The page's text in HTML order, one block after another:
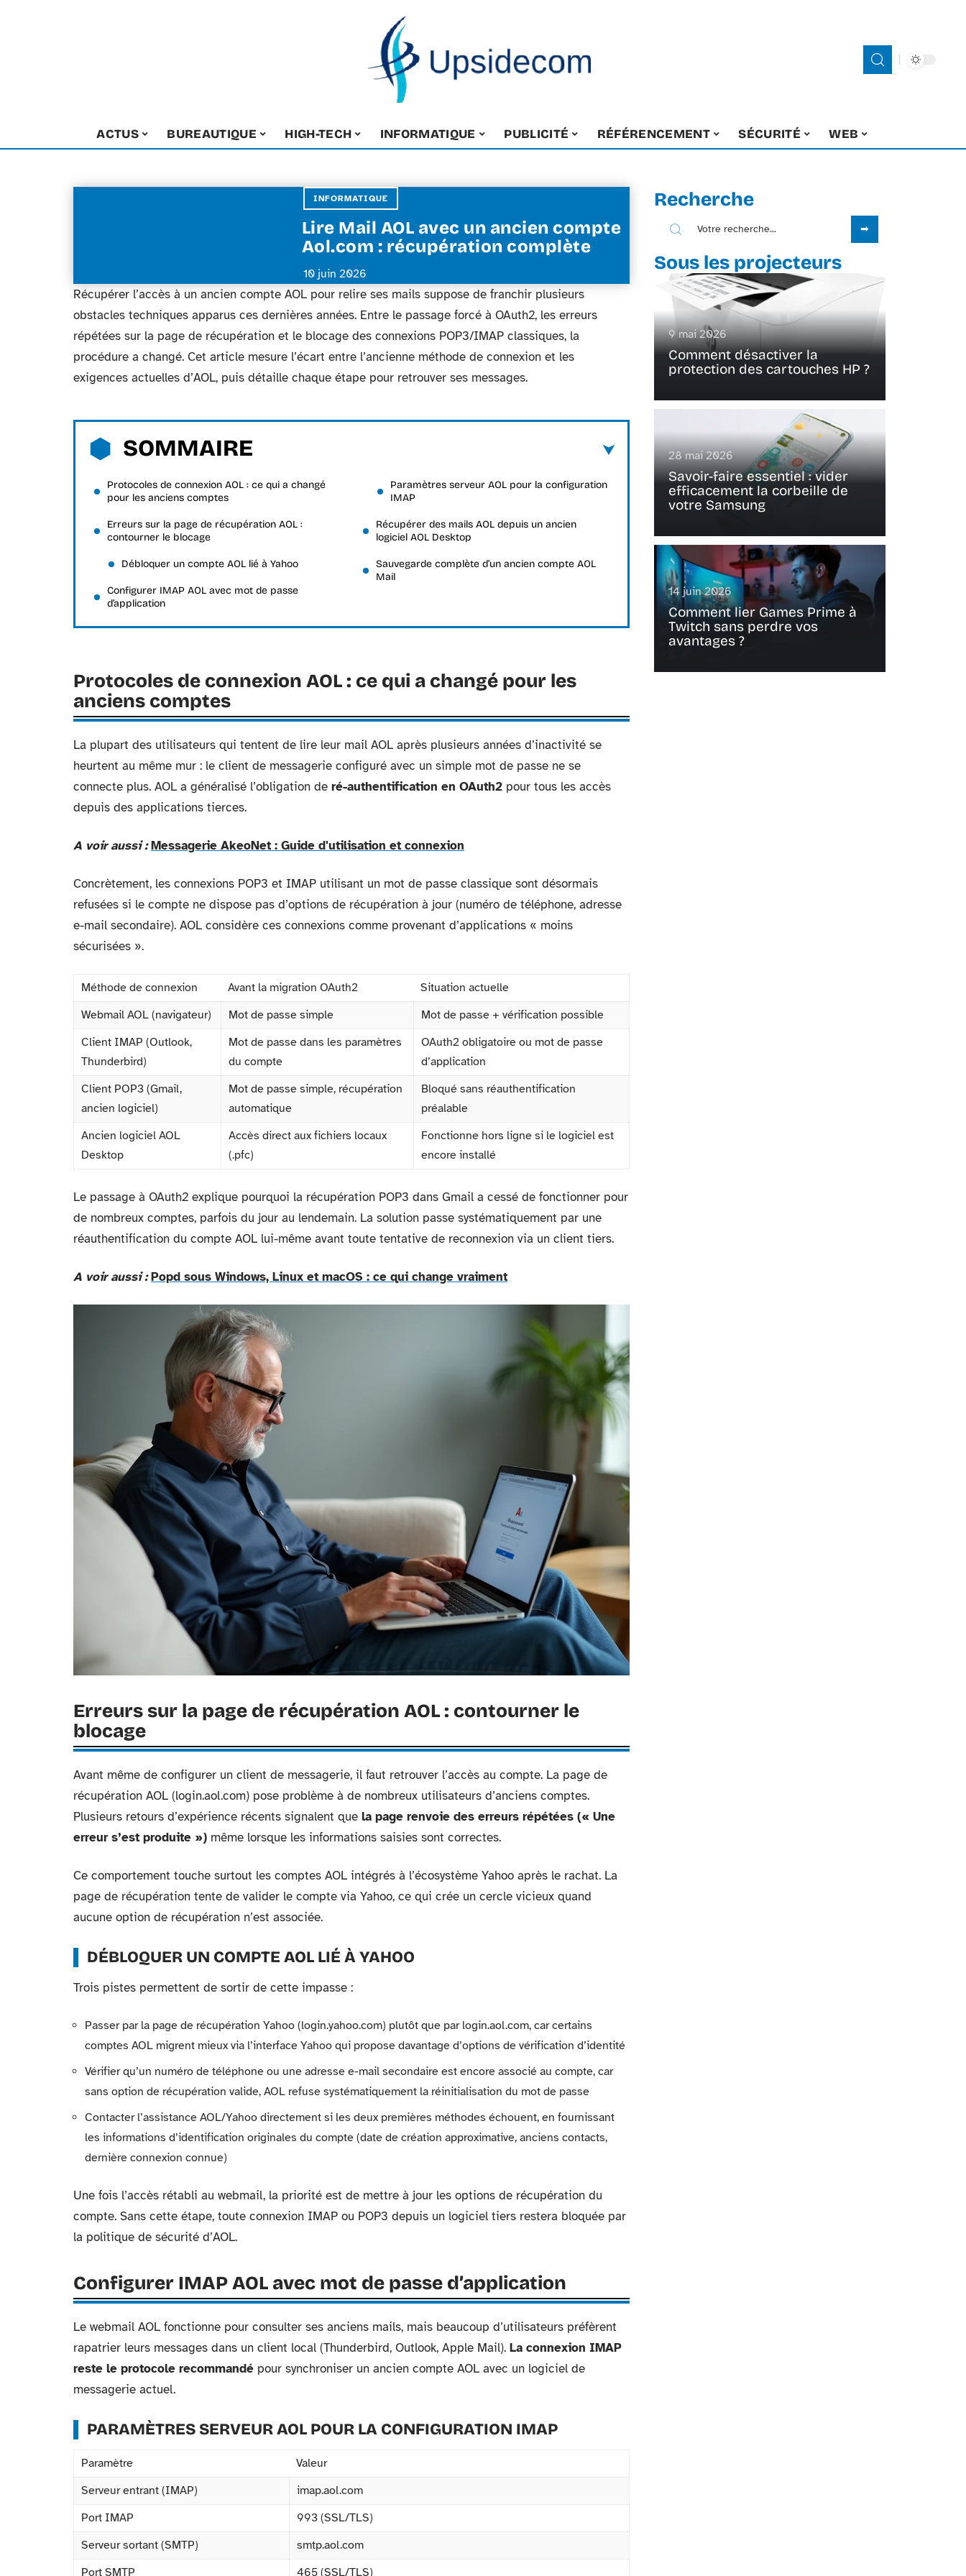
ACTUS BUREAUTIQUE HIGH-TECH INFORMATIQUE PUBLICITÉ RÉFÉRENCEMENT SÉCURITÉ WEB
INFORMATIQUE
Lire Mail AOL avec un ancien compte
Aol.com : récupération complète
10 juin 2026
Récupérer l’accès à un ancien compte AOL pour relire ses mails suppose de franchir plusieurs
obstacles techniques apparus ces dernières années. Entre le passage forcé à OAuth2, les erreurs
répétées sur la page de récupération et le blocage des connexions POP3/IMAP classiques, la
procédure a changé. Cet article mesure l’écart entre l’ancienne méthode de connexion et les
exigences actuelles d’AOL, puis détaille chaque étape pour retrouver ses messages.
SOMMAIRE
Protocoles de connexion AOL : ce qui a changé
pour les anciens comptes
Erreurs sur la page de récupération AOL :
contourner le blocage
Débloquer un compte AOL lié à Yahoo
Configurer IMAP AOL avec mot de passe
d’application
Paramètres serveur AOL pour la configuration
IMAP
Récupérer des mails AOL depuis un ancien
logiciel AOL Desktop
Sauvegarde complète d’un ancien compte AOL
Mail
Protocoles de connexion AOL : ce qui a changé pour les
anciens comptes
La plupart des utilisateurs qui tentent de lire leur mail AOL après plusieurs années d’inactivité se
heurtent au même mur : le client de messagerie configuré avec un simple mot de passe ne se
connecte plus. AOL a généralisé l’obligation de ré-authentification en OAuth2 pour tous les accès
depuis des applications tierces.
A voir aussi : Messagerie AkeoNet : Guide d'utilisation et connexion
Concrètement, les connexions POP3 et IMAP utilisant un mot de passe classique sont désormais
refusées si le compte ne dispose pas d’options de récupération à jour (numéro de téléphone, adresse
e-mail secondaire). AOL considère ces connexions comme provenant d’applications « moins
sécurisées ».
Méthode de connexion Avant la migration OAuth2
Situation actuelle
Webmail AOL (navigateur)
Mot de passe simple
Mot de passe + vérification possible
Client IMAP (Outlook,
Thunderbird)
Mot de passe dans les paramètres
du compte
OAuth2 obligatoire ou mot de passe
d’application
Client POP3 (Gmail,
ancien logiciel)
Mot de passe simple, récupération
automatique
Bloqué sans réauthentification
préalable
Ancien logiciel AOL
Desktop
Accès direct aux fichiers locaux
(.pfc)
Fonctionne hors ligne si le logiciel est
encore installé
Le passage à OAuth2 explique pourquoi la récupération POP3 dans Gmail a cessé de fonctionner pour
de nombreux comptes, parfois du jour au lendemain. La solution passe systématiquement par une
réauthentification du compte AOL lui-même avant toute tentative de reconnexion via un client tiers.
A voir aussi : Popd sous Windows, Linux et macOS : ce qui change vraiment
Erreurs sur la page de récupération AOL : contourner le
blocage
Avant même de configurer un client de messagerie, il faut retrouver l’accès au compte. La page de
récupération AOL (login.aol.com) pose problème à de nombreux utilisateurs d’anciens comptes.
Plusieurs retours d’expérience récents signalent que la page renvoie des erreurs répétées (« Une
erreur s’est produite ») même lorsque les informations saisies sont correctes.
Ce comportement touche surtout les comptes AOL intégrés à l’écosystème Yahoo après le rachat. La
page de récupération tente de valider le compte via Yahoo, ce qui crée un cercle vicieux quand
aucune option de récupération n’est associée.
DÉBLOQUER UN COMPTE AOL LIÉ À YAHOO
Trois pistes permettent de sortir de cette impasse :
Passer par la page de récupération Yahoo (login.yahoo.com) plutôt que par login.aol.com, car certains
comptes AOL migrent mieux via l’interface Yahoo qui propose davantage d’options de vérification d’identité
Vérifier qu’un numéro de téléphone ou une adresse e-mail secondaire est encore associé au compte, car
sans option de récupération valide, AOL refuse systématiquement la réinitialisation du mot de passe
Contacter l’assistance AOL/Yahoo directement si les deux premières méthodes échouent, en fournissant
les informations d’identification originales du compte (date de création approximative, anciens contacts,
dernière connexion connue)
Une fois l’accès rétabli au webmail, la priorité est de mettre à jour les options de récupération du
compte. Sans cette étape, toute connexion IMAP ou POP3 depuis un logiciel tiers restera bloquée par
la politique de sécurité d’AOL.
Configurer IMAP AOL avec mot de passe d’application
Le webmail AOL fonctionne pour consulter ses anciens mails, mais beaucoup d’utilisateurs préfèrent
rapatrier leurs messages dans un client local (Thunderbird, Outlook, Apple Mail). La connexion IMAP
reste le protocole recommandé pour synchroniser un ancien compte AOL avec un logiciel de
messagerie actuel.
PARAMÈTRES SERVEUR AOL POUR LA CONFIGURATION IMAP
Paramètre
Valeur
Serveur entrant (IMAP)
imap.aol.com
Port IMAP
993 (SSL/TLS)
Serveur sortant (SMTP)
smtp.aol.com
Port SMTP
465 (SSL/TLS)
Recherche
Sous les projecteurs
9 mai 2026
Comment désactiver la
protection des cartouches HP ?
28 mai 2026
Savoir-faire essentiel : vider
efficacement la corbeille de
votre Samsung
14 juin 2026
Comment lier Games Prime à
Twitch sans perdre vos
avantages ?